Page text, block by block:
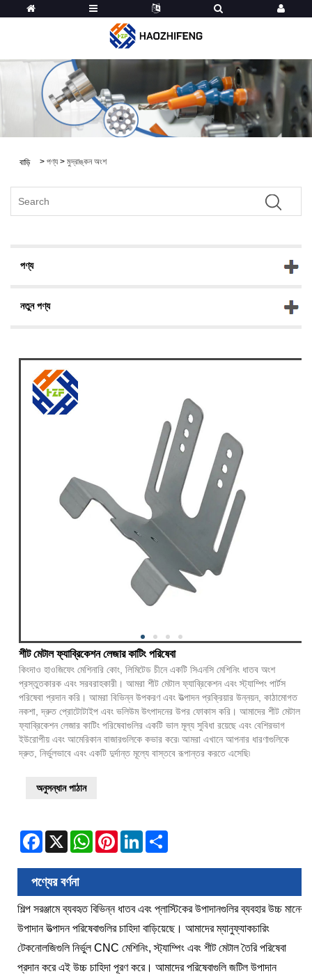
বাড়ি > পণ্য> মুদ্রাঙ্কন অংশ
পণ্য
নতুন পণ্য
শীট মেটাল ফ্যাব্রিকেশন লেজার কাটিং পরিষেবা
কিংদাও হাওজিফেং মেশিনারি কোং, লিমিটেড চীনে একটি সিএনসি মেশিনিং ধাতব অংশ
প্রস্তুতকারক এবং সরবরাহকারী। আমরা শীট মেটাল ফ্যাব্রিকেশন এবং স্ট্যাম্পিং পার্টস
পরিষেবা প্রদান করি। আমরা বিভিন্ন উপকরণ এবং উত্পাদন প্রক্রিয়ার উন্নয়ন, কাঠামোগত
নকশা, দ্রুত প্রোটোটাইপ এবং ভলিউম উৎপাদনের উপর ফোকাস করি। আমাদের শীট মেটাল
ফ্যাব্রিকেশন লেজার কাটিং পরিষেবাগুলির একটি ভাল মূল্য সুবিধা রয়েছে এবং বেশিরভাগ
ইউরোপীয় এবং আমেরিকান বাজারগুলিকে কভার করে৷ আমরা এখানে আপনার ধারণাগুলিকে
দ্রুত, নির্ভুলভাবে এবং একটি দুর্দান্ত মূল্যে বাস্তবে রূপান্তর করতে এসেছি৷
অনুসন্ধান পাঠান
Facebook
X WhatsAppPinterestLinkedIn
পণ্যের বর্ণনা
শিল্প সরঞ্জামে ব্যবহৃত বিভিন্ন ধাতব এবং প্লাস্টিকের উপাদানগুলির ব্যবহার উচ্চ মানের
উপাদান উত্পাদন পরিষেবাগুলির চাহিদা বাড়িয়েছে। আমাদের ম্যানুফ্যাকচারিং
টেকনোলজিগুলি নির্ভুল CNC মেশিনিং, স্ট্যাম্পিং এবং শীট মেটাল তৈরি পরিষেবা
প্রদান করে এই উচ্চ চাহিদা পূরণ করে। আমাদের পরিষেবাগুলি জটিল উপাদান